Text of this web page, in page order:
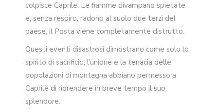
colpisce Caprile. Le fiamme divampano spietate
e, senza respiro, radono al suolo due terzi del
paese, il Posta viene completamente distrutto.
Questi eventi disastrosi dimostrano come solo lo
spirito di sacrificio, l’unione e la tenacia delle
popolazioni di montagna abbiano permesso a
Caprile di riprendere in breve tempo il suo
splendore.